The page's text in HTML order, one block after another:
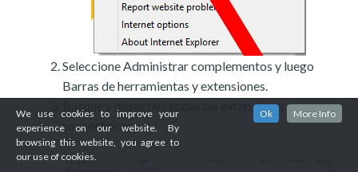
Seleccione Administrar complementos y luego
Barras de herramientas y extensiones.
Busque y desactive todas las extensiones
sospechosas.
We use cookies to improve your
experience on our website. By
browsing this website, you agree to
our use of cookies.
Ok More Info